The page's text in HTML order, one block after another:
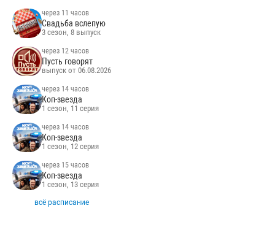
через 11 часов
Свадьба вслепую
3 сезон, 8 выпуск
через 12 часов
Пусть говорят
выпуск от 06.08.2026
через 14 часов
Коп-звезда
1 сезон, 11 серия
через 14 часов
Коп-звезда
1 сезон, 12 серия
через 15 часов
Коп-звезда
1 сезон, 13 серия
всё расписание